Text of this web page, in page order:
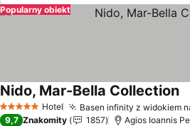
Popularny obiekt
5 KategoriaHotel Basen infinity z widokiem
Nido, Mar-Bella Collection
9,7 Znakomity 1857 Agios Ioannis